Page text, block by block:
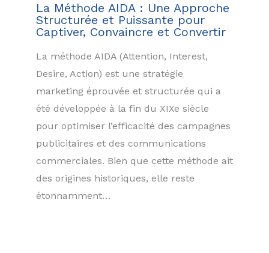
La Méthode AIDA : Une Approche
Structurée et Puissante pour
Captiver, Convaincre et Convertir
La méthode AIDA (Attention, Interest,
Desire, Action) est une stratégie
marketing éprouvée et structurée qui a
été développée à la fin du XIXe siècle
pour optimiser l’efficacité des campagnes
publicitaires et des communications
commerciales. Bien que cette méthode ait
des origines historiques, elle reste
étonnamment…